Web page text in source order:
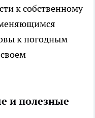
к собственному
к погодным
и полезные